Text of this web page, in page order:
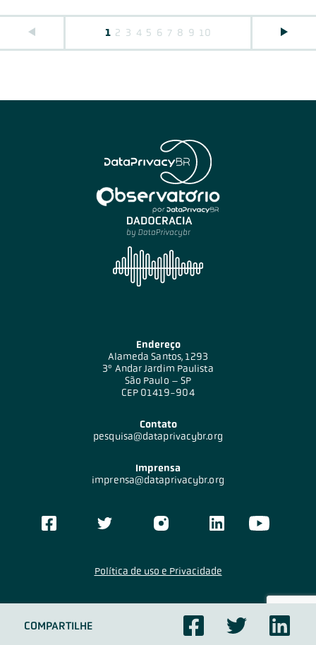
COMPARTILHE
1 2 3 4 5 6 7 8 9 10
Endereço
Alameda Santos, 1293
3º Andar Jardim Paulista
São Paulo – SP
CEP 01419-904
Contato
pesquisa@dataprivacybr.org
Imprensa
imprensa@dataprivacybr.org
Conteúdo sob licenciamento
CC BY-SA 4.0
Política de uso e Privacidade